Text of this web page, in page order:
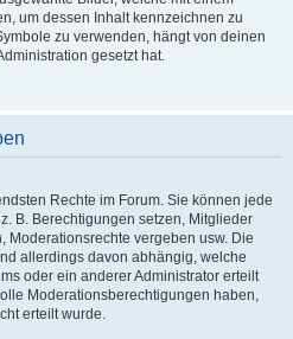
um dessen Inhalt kennzeichnen zu
zu verwenden, hängt von deinen
gesetzt hat.
Rechte im Forum. Sie können jede
B. Berechtigungen setzen, Mitglieder
Moderationsrechte vergeben usw. Die
allerdings davon abhängig, welche
oder ein anderer Administrator erteilt
Moderationsberechtigungen haben,
erteilt wurde.